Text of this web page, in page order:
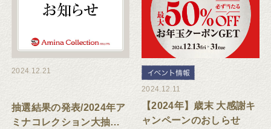
2024.12.21
抽選結果の発表/2024年ア
ミナコレクション大抽選
2024.12.11
【2024年】歳末 大感謝キ
ャンペーンのおしらせ